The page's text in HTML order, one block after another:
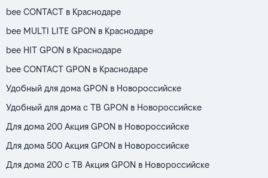
bee CONTACT в Краснодаре
bee MULTI LITE GPON в Краснодаре
bee HIT GPON в Краснодаре
bee CONTACT GPON в Краснодаре
Удобный для дома GPON в Новороссийске
Удобный для дома с ТВ GPON в Новороссийске
Для дома 200 Акция GPON в Новороссийске
Для дома 500 Акция GPON в Новороссийске
Для дома 200 с ТВ Акция GPON в Новороссийске